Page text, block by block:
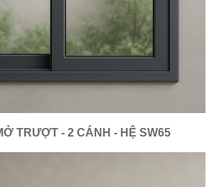
TRƯỢT - 2 CÁNH - HỆ SW65